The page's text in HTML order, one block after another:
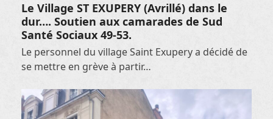
Le Village ST EXUPERY (Avrillé) dans le
dur…. Soutien aux camarades de Sud
Santé Sociaux 49-53.
Le personnel du village Saint Exupery a décidé de
se mettre en grève à partir…